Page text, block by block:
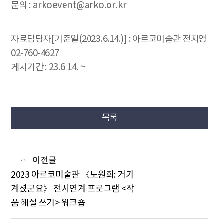
문의 : arkoevent@arko.or.kr
자료담당자[기준일(2023.6.14.)] : 아르코미술관 전지영
02-760-4627
게시기간 : 23.6.14. ~
목록
이전글
2023 아르코미술관 《노원희: 거기
계셨군요》 전시연계 프로그램 <작
품 해설 쓰기> 워크숍